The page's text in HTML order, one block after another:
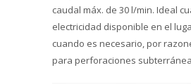
caudal máx. de 30 l/min. Ideal
electricidad disponible en el
cuando es necesario, por
para perforaciones